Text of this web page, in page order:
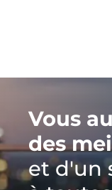
Vous
des
et d'un